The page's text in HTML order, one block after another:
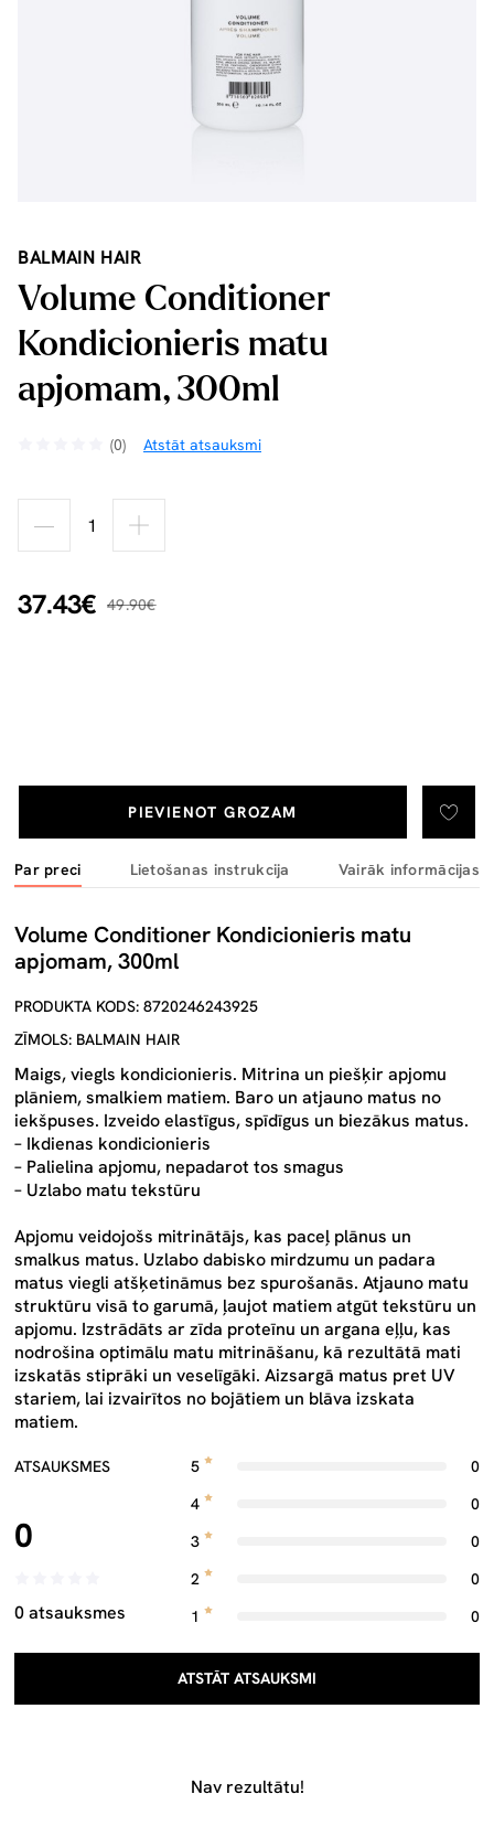
BALMAIN HAIR
Volume Conditioner
Kondicionieris matu
apjomam, 300ml
(0) Atstāt atsauksmi
37.43€ 49.90€
PIEVIENOT GROZAM
Par preci Lietošanas instrukcija Vairāk informācijas
Volume Conditioner Kondicionieris matu
apjomam, 300ml
PRODUKTA KODS: 8720246243925
ZĪMOLS: BALMAIN HAIR
Maigs, viegls kondicionieris. Mitrina un piešķir apjomu
plāniem, smalkiem matiem. Baro un atjauno matus no
iekšpuses. Izveido elastīgus, spīdīgus un biezākus matus.
– Ikdienas kondicionieris
– Palielina apjomu, nepadarot tos smagus
– Uzlabo matu tekstūru
Apjomu veidojošs mitrinātājs, kas paceļ plānus un
smalkus matus. Uzlabo dabisko mirdzumu un padara
matus viegli atšķetināmus bez spurošanās. Atjauno matu
struktūru visā to garumā, ļaujot matiem atgūt tekstūru un
apjomu. Izstrādāts ar zīda proteīnu un argana eļļu, kas
nodrošina optimālu matu mitrināšanu, kā rezultātā mati
izskatās stiprāki un veselīgāki. Aizsargā matus pret UV
stariem, lai izvairītos no bojātiem un blāva izskata
matiem.
ATSAUKSMES
0
0 atsauksmes
5
0
4
0
3
0
2
0
1
0
ATSTĀT ATSAUKSMI
Nav rezultātu!